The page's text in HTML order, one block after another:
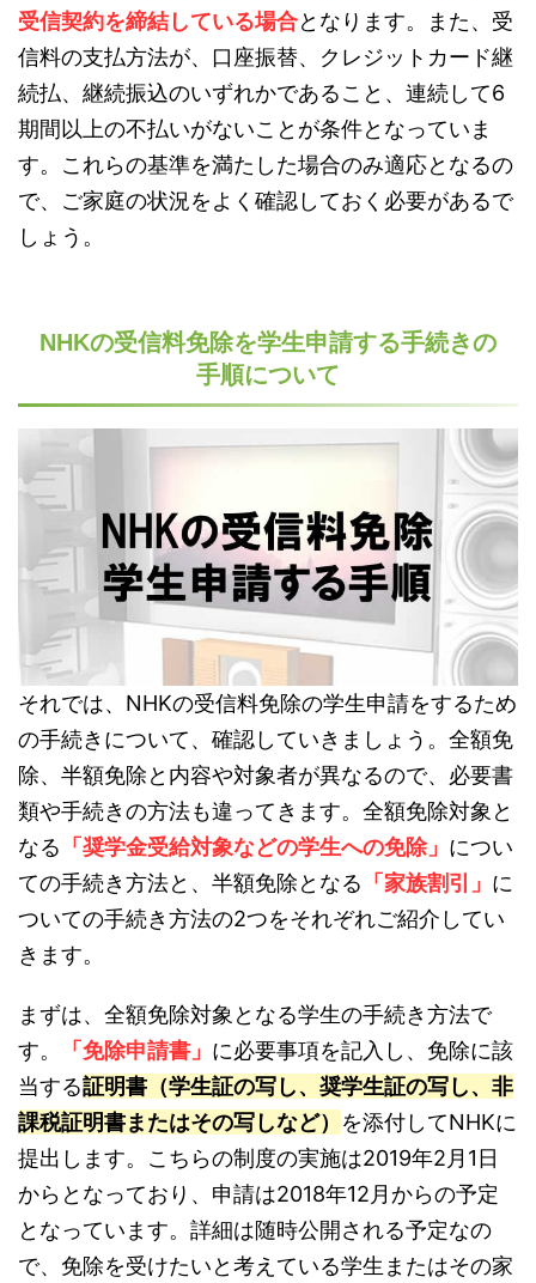
受信契約を締結している場合となります。また、受
信料の支払方法が、口座振替、クレジットカード継
続払、継続振込のいずれかであること、連続して6
期間以上の不払いがないことが条件となっていま
す。これらの基準を満たした場合のみ適応となるの
で、ご家庭の状況をよく確認しておく必要があるで
しょう。
NHKの受信料免除を学生申請する手続きの
手順について
それでは、NHKの受信料免除の学生申請をするため
の手続きについて、確認していきましょう。全額免
除、半額免除と内容や対象者が異なるので、必要書
類や手続きの方法も違ってきます。全額免除対象と
なる 「奨学金受給対象などの学生への免除」 につい
ての手続き方法と、半額免除となる 「家族割引」 に
ついての手続き方法の2つをそれぞれご紹介してい
きます。
まずは、全額免除対象となる学生の手続き方法で
す。
「免除申請書」 に必要事項を記入し、免除に該
当する証明書（学生証の写し、奨学生証の写し、非
課税証明書またはその写しなど） を添付してNHKに
提出します。こちらの制度の実施は2019年2月1日
からとなっており、申請は2018年12月からの予定
となっています。詳細は随時公開される予定なの
で、免除を受けたいと考えている学生またはその家